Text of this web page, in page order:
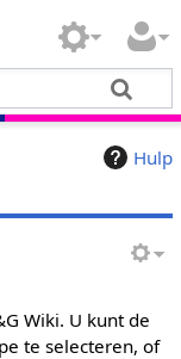
Hulp
Wiki. U kunt de
te selecteren, of